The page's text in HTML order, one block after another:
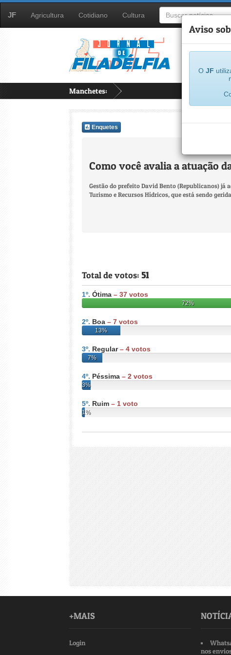
JF Agricultura Cotidiano Cultura
Manchetes:
Aviso
O JF
Enquetes
Como você avalia a atuação
Gestão do prefeito David Bento (Republicanos) já
Turismo e Recursos Hídricos, que está sendo
Total de votos: 51
1º. Ótima – 37 votos
72%
2º. Boa – 7 votos
13%
3º. Regular– 4 votos
7%
4º. Péssima – 2 votos
3%
5º. Ruim – 1 voto
1%
+MAIS
Login
nos